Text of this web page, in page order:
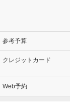
参考予算
クレジットカード
Web予約